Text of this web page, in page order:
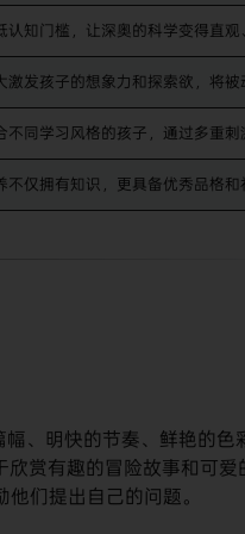
认知门槛，让深奥的科学变得直观
激发孩子的想象力和探索欲，将被
不同学习风格的孩子，通过多重刺
不仅拥有知识，更具备优秀品格和
幅、明快的节奏、鲜艳的色
赏有趣的冒险故事和可爱
们提出自己的问题。